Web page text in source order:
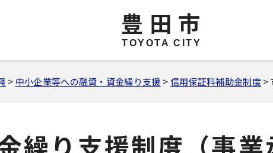
豊田市
TOYOTA CITY
> 中小企業等への融資・資金繰り支援 >信用保証料補助金制度>
繰り支援制度（事